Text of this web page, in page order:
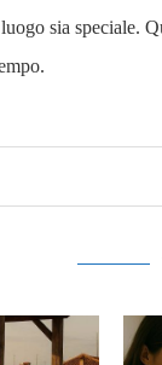
sia speciale.